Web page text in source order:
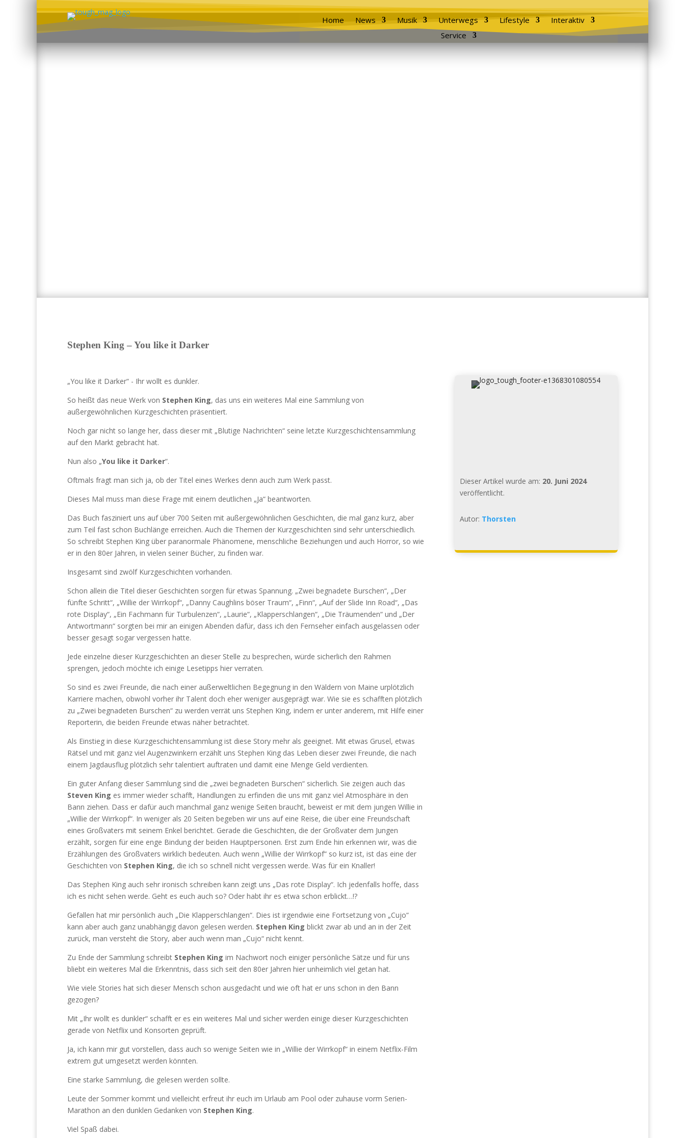
Home News Musik Unterwegs Lifestyle
Interaktiv
Service
Stephen King – You like it Darker
„You like it Darker“ - Ihr wollt es dunkler.
So heißt das neue Werk von Stephen King, das uns ein weiteres Mal eine Sammlung von
außergewöhnlichen Kurzgeschichten präsentiert.
Noch gar nicht so lange her, dass dieser mit „Blutige Nachrichten“ seine letzte Kurzgeschichtensammlung
auf den Markt gebracht hat.
Nun also „You like it Darker“.
Oftmals fragt man sich ja, ob der Titel eines Werkes denn auch zum Werk passt.
Dieses Mal muss man diese Frage mit einem deutlichen „Ja“ beantworten.
Das Buch fasziniert uns auf über 700 Seiten mit außergewöhnlichen Geschichten, die mal ganz kurz, aber
zum Teil fast schon Buchlänge erreichen. Auch die Themen der Kurzgeschichten sind sehr unterschiedlich.
So schreibt Stephen King über paranormale Phänomene, menschliche Beziehungen und auch Horror, so wie
er in den 80er Jahren, in vielen seiner Bücher, zu finden war.
Insgesamt sind zwölf Kurzgeschichten vorhanden.
Schon allein die Titel dieser Geschichten sorgen für etwas Spannung. „Zwei begnadete Burschen“, „Der
fünfte Schritt“, „Willie der Wirrkopf“, „Danny Caughlins böser Traum“, „Finn“, „Auf der Slide Inn Road“, „Das
rote Display“, „Ein Fachmann für Turbulenzen“, „Laurie“, „Klapperschlangen“, „Die Träumenden“ und „Der
Antwortmann“ sorgten bei mir an einigen Abenden dafür, dass ich den Fernseher einfach ausgelassen oder
besser gesagt sogar vergessen hatte.
Jede einzelne dieser Kurzgeschichten an dieser Stelle zu besprechen, würde sicherlich den Rahmen
sprengen, jedoch möchte ich einige Lesetipps hier verraten.
So sind es zwei Freunde, die nach einer außerweltlichen Begegnung in den Wäldern von Maine urplötzlich
Karriere machen, obwohl vorher ihr Talent doch eher weniger ausgeprägt war. Wie sie es schafften plötzlich
zu „Zwei begnadeten Burschen“ zu werden verrät uns Stephen King, indem er unter anderem, mit Hilfe einer
Reporterin, die beiden Freunde etwas näher betrachtet.
Als Einstieg in diese Kurzgeschichtensammlung ist diese Story mehr als geeignet. Mit etwas Grusel, etwas
Rätsel und mit ganz viel Augenzwinkern erzählt uns Stephen King das Leben dieser zwei Freunde, die nach
einem Jagdausflug plötzlich sehr talentiert auftraten und damit eine Menge Geld verdienten.
Ein guter Anfang dieser Sammlung sind die „zwei begnadeten Burschen“ sicherlich. Sie zeigen auch das
Steven King es immer wieder schafft, Handlungen zu erfinden die uns mit ganz viel Atmosphäre in den
Bann ziehen. Dass er dafür auch manchmal ganz wenige Seiten braucht, beweist er mit dem jungen Willie in
„Willie der Wirrkopf“. In weniger als 20 Seiten begeben wir uns auf eine Reise, die über eine Freundschaft
eines Großvaters mit seinem Enkel berichtet. Gerade die Geschichten, die der Großvater dem Jungen
erzählt, sorgen für eine enge Bindung der beiden Hauptpersonen. Erst zum Ende hin erkennen wir, was die
Erzählungen des Großvaters wirklich bedeuten. Auch wenn „Willie der Wirrkopf“ so kurz ist, ist das eine der
Geschichten von Stephen King, die ich so schnell nicht vergessen werde. Was für ein Knaller!
Das Stephen King auch sehr ironisch schreiben kann zeigt uns „Das rote Display“. Ich jedenfalls hoffe, dass
ich es nicht sehen werde. Geht es euch auch so? Oder habt ihr es etwa schon erblickt…!?
Gefallen hat mir persönlich auch „Die Klapperschlangen“. Dies ist irgendwie eine Fortsetzung von „Cujo“
kann aber auch ganz unabhängig davon gelesen werden. Stephen King blickt zwar ab und an in der Zeit
zurück, man versteht die Story, aber auch wenn man „Cujo“ nicht kennt.
Zu Ende der Sammlung schreibt Stephen King im Nachwort noch einiger persönliche Sätze und für uns
bliebt ein weiteres Mal die Erkenntnis, dass sich seit den 80er Jahren hier unheimlich viel getan hat.
Wie viele Stories hat sich dieser Mensch schon ausgedacht und wie oft hat er uns schon in den Bann
gezogen?
Mit „Ihr wollt es dunkler“ schafft er es ein weiteres Mal und sicher werden einige dieser Kurzgeschichten
gerade von Netflix und Konsorten geprüft.
Ja, ich kann mir gut vorstellen, dass auch so wenige Seiten wie in „Willie der Wirrkopf“ in einem Netflix-Film
extrem gut umgesetzt werden könnten.
Eine starke Sammlung, die gelesen werden sollte.
Leute der Sommer kommt und vielleicht erfreut ihr euch im Urlaub am Pool oder zuhause vorm Serien-
Marathon an den dunklen Gedanken von Stephen King.
Viel Spaß dabei.
Dieser Artikel wurde am: 20. Juni 2024
veröffentlicht.
Autor: Thorsten